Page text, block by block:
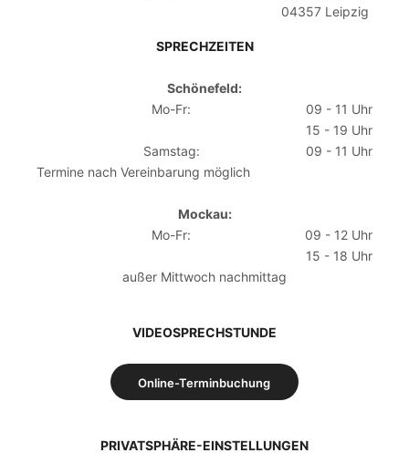
04357 Leipzig
SPRECHZEITEN
Schönefeld:
Mo-Fr:
09 - 11 Uhr
15 - 19 Uhr
Samstag:
09 - 11 Uhr
Termine nach Vereinbarung möglich
Mockau:
Mo-Fr:
09 - 12 Uhr
15 - 18 Uhr
außer Mittwoch nachmittag
VIDEOSPRECHSTUNDE
Online-Terminbuchung
PRIVATSPHÄRE-EINSTELLUNGEN